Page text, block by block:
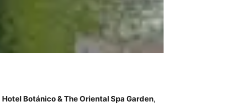
Hotel Botánico & The Oriental Spa Garden,